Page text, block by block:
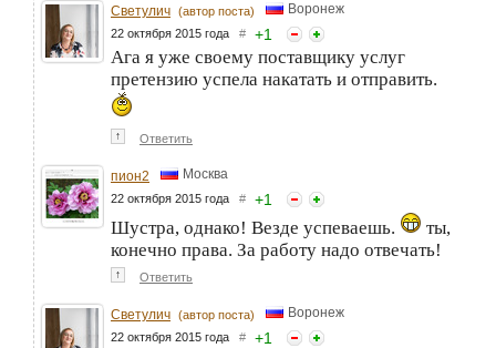
Светулич (автор поста) Воронеж
22 октября 2015 года # +1
Ага я уже своему поставщику услуг
претензию успела накатать и отправить.
↑ Ответить
пион2 Москва
22 октября 2015 года # +1
Шустра, однако! Везде успеваешь.
ты,
конечно права. За работу надо отвечать!
↑ Ответить
Светулич (автор поста) Воронеж
22 октября 2015 года # +1